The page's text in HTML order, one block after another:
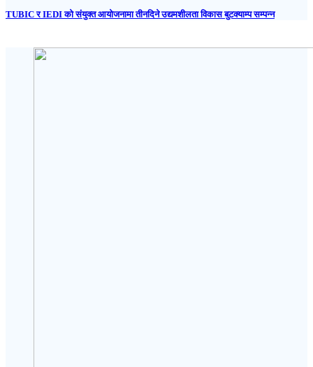
TUBIC र IEDI को संयुक्त आयोजनामा तीनदिने उद्यमशीलता विकास बुटक्याम्प सम्पन्न